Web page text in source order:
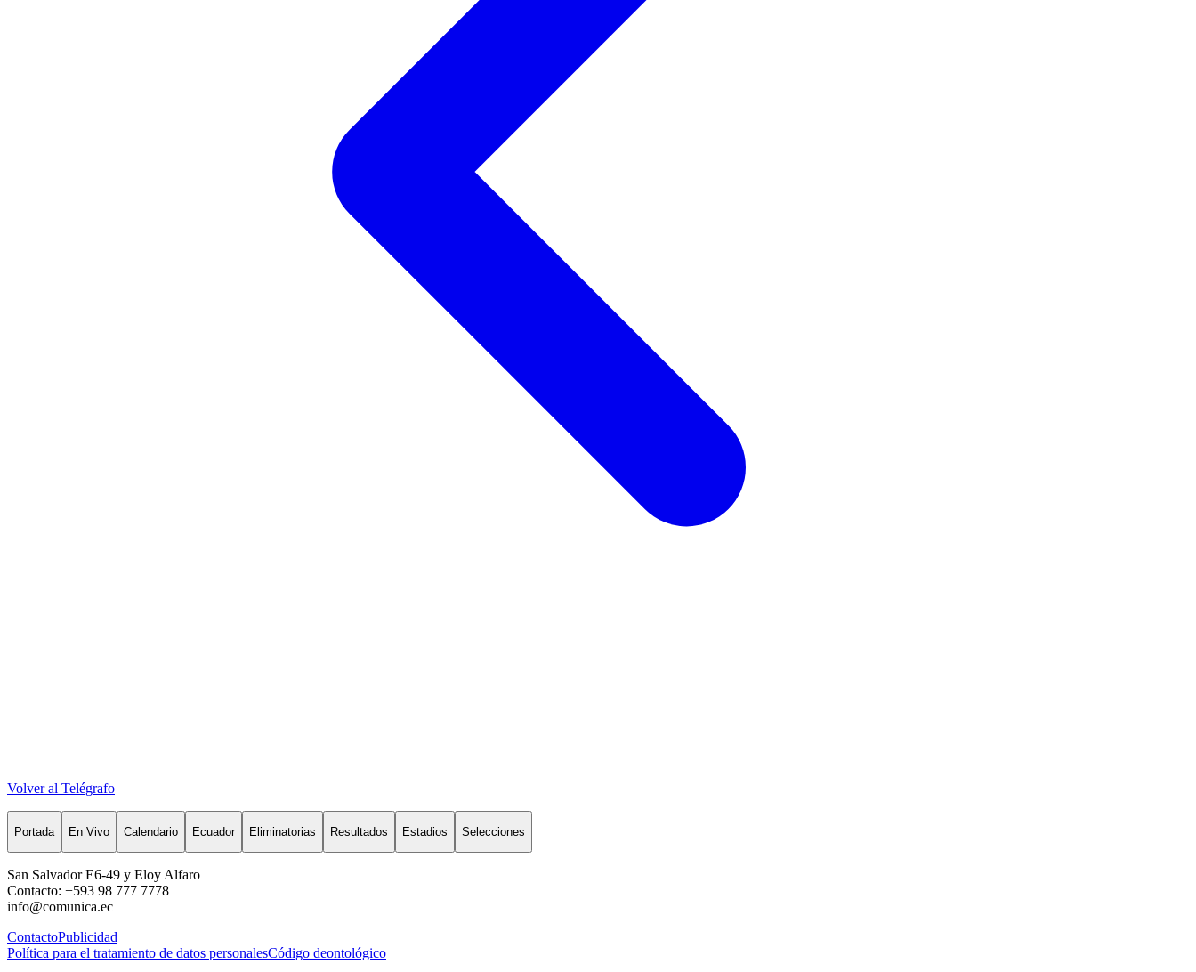
Volver al Telégrafo
Portada En Vivo Calendario Ecuador Eliminatorias Resultados Estadios Selecciones
San Salvador E6-49 y Eloy Alfaro
Contacto: +593 98 777 7778
info@comunica.ec
ContactoPublicidad
Política para el tratamiento de datos personalesCódigo deontológico